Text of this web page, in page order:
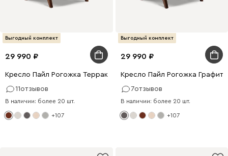
Выгодный комплект
29 990
Кресло Пайл Рогожка Терракотовый
11отзывов
В наличии: более 20 шт.
+107
Выгодный комплект
29 990
Кресло Пайл Рогожка
7отзывов
В наличии: более 20 шт.
+107